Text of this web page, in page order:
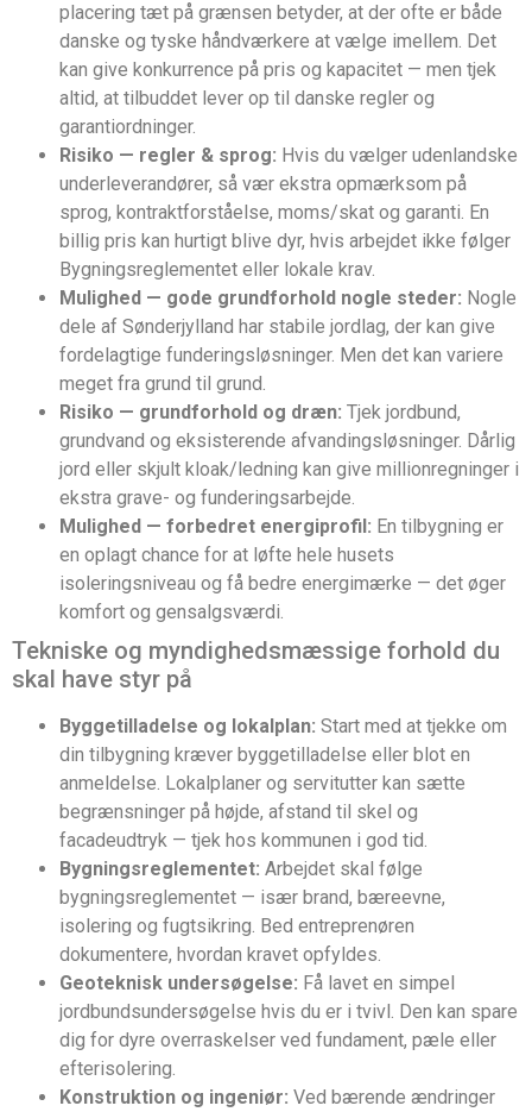
placering tæt på grænsen betyder, at der ofte er både
danske og tyske håndværkere at vælge imellem. Det
kan give konkurrence på pris og kapacitet — men tjek
altid, at tilbuddet lever op til danske regler og
garantiordninger.
Risiko — regler & sprog: Hvis du vælger udenlandske
underleverandører, så vær ekstra opmærksom på
sprog, kontraktforståelse, moms/skat og garanti. En
billig pris kan hurtigt blive dyr, hvis arbejdet ikke følger
Bygningsreglementet eller lokale krav.
Mulighed — gode grundforhold nogle steder: Nogle
dele af Sønderjylland har stabile jordlag, der kan give
fordelagtige funderingsløsninger. Men det kan variere
meget fra grund til grund.
Risiko — grundforhold og dræn: Tjek jordbund,
grundvand og eksisterende afvandingsløsninger. Dårlig
jord eller skjult kloak/ledning kan give millionregninger i
ekstra grave- og funderingsarbejde.
Mulighed — forbedret energiprofil: En tilbygning er
en oplagt chance for at løfte hele husets
isoleringsniveau og få bedre energimærke — det øger
komfort og gensalgsværdi.
Tekniske og myndighedsmæssige forhold du
skal have styr på
Byggetilladelse og lokalplan: Start med at tjekke om
din tilbygning kræver byggetilladelse eller blot en
anmeldelse. Lokalplaner og servitutter kan sætte
begrænsninger på højde, afstand til skel og
facadeudtryk — tjek hos kommunen i god tid.
Bygningsreglementet: Arbejdet skal følge
bygningsreglementet — især brand, bæreevne,
isolering og fugtsikring. Bed entreprenøren
dokumentere, hvordan kravet opfyldes.
Geoteknisk undersøgelse: Få lavet en simpel
jordbundsundersøgelse hvis du er i tvivl. Den kan spare
dig for dyre overraskelser ved fundament, pæle eller
efterisolering.
Konstruktion og ingeniør: Ved bærende ændringer